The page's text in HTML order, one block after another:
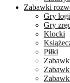
Zabawki
Gry
Gry
Klocki
Piłki